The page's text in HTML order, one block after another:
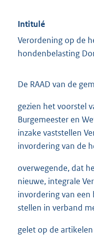
Intitulé
Verordening op de
hondenbelasting
De RAAD van de
gezien het voorstel
Burgemeester en
inzake vaststellen
invordering van de
overwegende, dat
nieuwe, integrale
invordering van
stellen in verband
gelet op de